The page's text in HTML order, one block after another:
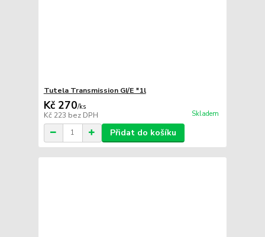
Tutela Transmission GI/E *1l
Kč 270/ks
Kč 223 bez DPH Skladem
Přidat do košíku